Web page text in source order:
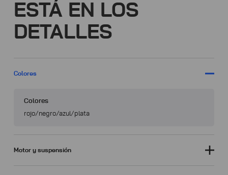
ESTÁ EN LOS
DETALLES
Colores
Colores
rojo/negro/azul/plata
Motor y suspensión